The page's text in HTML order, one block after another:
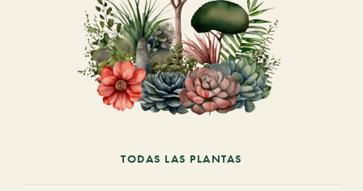
TODAS LAS PLANTAS